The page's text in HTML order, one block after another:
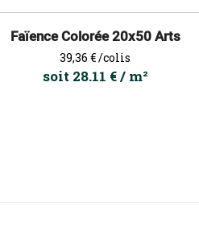
Faïence Colorée 20x50 Arts
Prix
39,36 €/colis
soit 28.11 € / m²